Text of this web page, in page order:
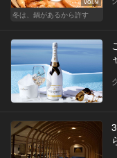
冬は、鍋があるから許す